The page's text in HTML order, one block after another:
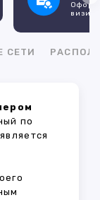
СЕТИ
по